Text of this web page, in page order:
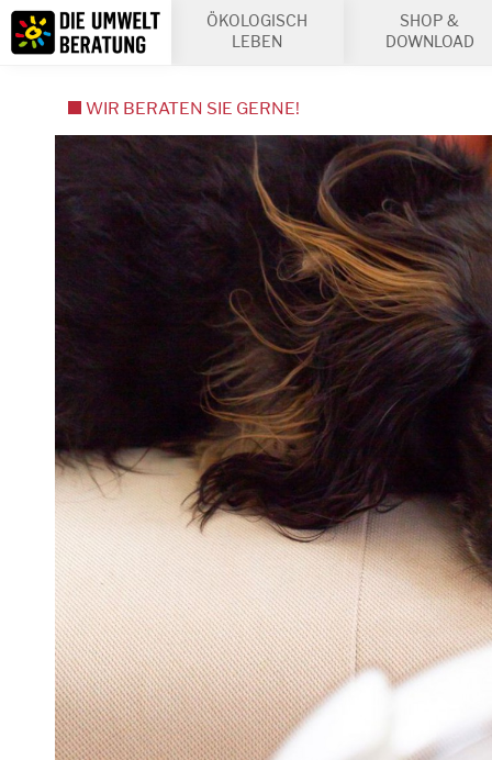
Inhalt
Suche
ÖKOLOGISCH
LEBEN
SHOP &
DOWNLOAD
WIR BERATEN SIE GERNE!